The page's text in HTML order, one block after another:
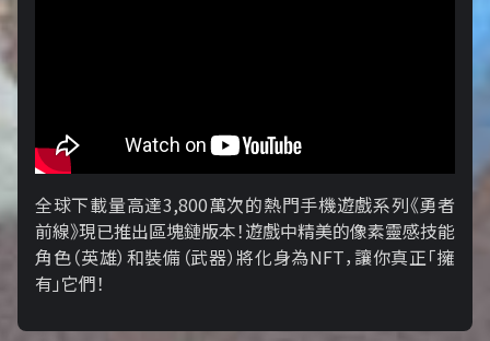
全球下載量高達3,800萬次的熱門手機遊戲系列《勇者
前線》現已推出區塊鏈版本！遊戲中精美的像素靈感技能
角色（英雄）和裝備（武器）將化身為NFT，讓你真正「擁​​
有」它們！